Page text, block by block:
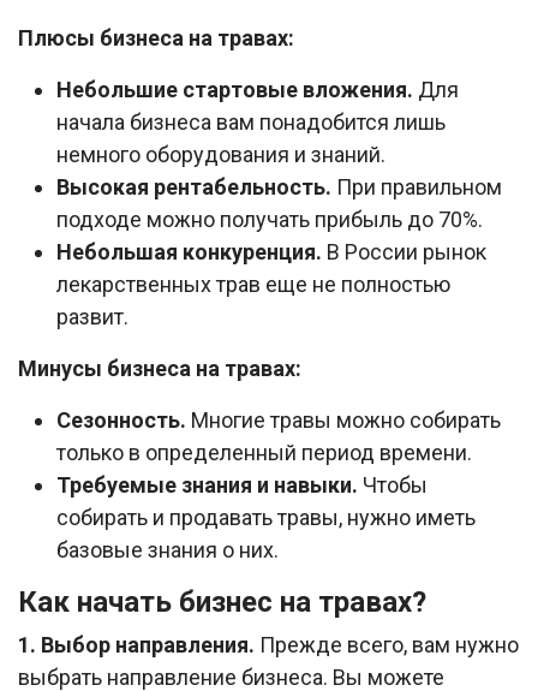
Плюсы бизнеса на травах:
Небольшие стартовые вложения. Для
начала бизнеса вам понадобится лишь
немного оборудования и знаний.
Высокая рентабельность. При правильном
подходе можно получать прибыль до 70%.
Небольшая конкуренция. В России рынок
лекарственных трав еще не полностью
развит.
Минусы бизнеса на травах:
Сезонность. Многие травы можно собирать
только в определенный период времени.
Требуемые знания и навыки. Чтобы
собирать и продавать травы, нужно иметь
базовые знания о них.
Как начать бизнес на травах?
1. Выбор направления. Прежде всего, вам нужно
выбрать направление бизнеса. Вы можете